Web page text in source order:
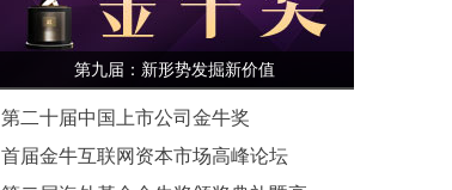
第九届：新形势发掘新价值
第二十届中国上市公司金牛奖
首届金牛互联网资本市场高峰论坛